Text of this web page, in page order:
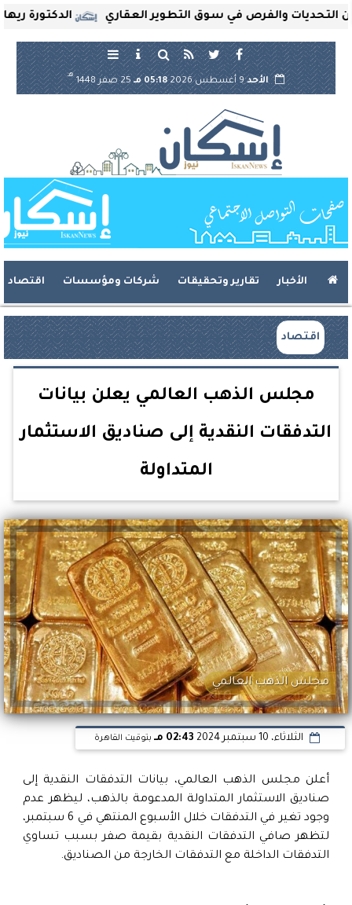
الدكتورة ريهام والفرص في سوق التطوير العقاري
الأحد9 أغسطس 2026 05:18 مـ 25 صفر 1448
هـ
الأخبار تقارير وتحقيقات شركات ومؤسسات اقتصاد
اقتصاد
مجلس الذهب العالمي يعلن بيانات
التدفقات النقدية إلى صناديق الاستثمار
المتداولة
مجلس الذهب العالمي
الثلاثاء، 10 سبتمبر 2024 02:43 مـ بتوقيت القاهرة
أعلن مجلس الذهب العالمي، بيانات التدفقات النقدية إلى
صناديق الاستثمار المتداولة المدعومة بالذهب، ليظهر عدم
وجود تغير في التدفقات خلال الأسبوع المنتهي في 6 سبتمبر،
لتظهر صافي التدفقات النقدية بقيمة صفر بسبب تساوي
التدفقات الداخلة مع التدفقات الخارجة من الصناديق.